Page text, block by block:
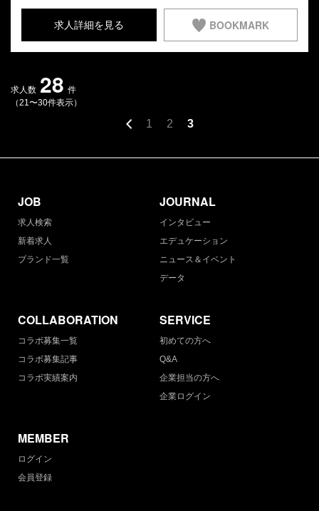
求人詳細を見る BOOKMARK
求人数 28 件
（21〜30件表示）
1 2 3
JOB
求人検索
新着求人
ブランド一覧
JOURNAL
インタビュー
エデュケーション
ニュース＆イベント
データ
COLLABORATION
コラボ募集一覧
コラボ募集記事
コラボ実績案内
SERVICE
初めての方へ
Q&A
企業担当の方へ
企業ログイン
MEMBER
ログイン
会員登録